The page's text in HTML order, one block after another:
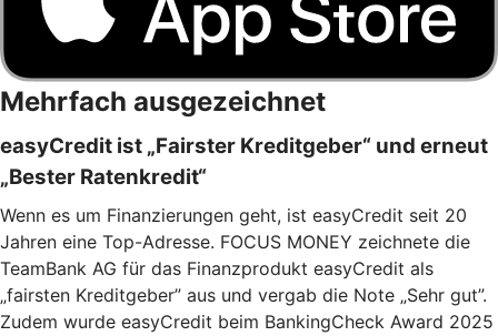
Mehrfach ausgezeichnet
easyCredit ist „Fairster Kreditgeber“ und erneut
„Bester Ratenkredit“
Wenn es um Finanzierungen geht, ist easyCredit seit 20
Jahren eine Top-Adresse. FOCUS MONEY zeichnete die
TeamBank AG für das Finanzprodukt easyCredit als
„fairsten Kreditgeber” aus und vergab die Note „Sehr gut”.
Zudem wurde easyCredit beim BankingCheck Award 2025